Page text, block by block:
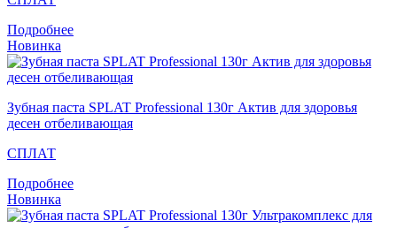
Подробнее
Новинка
Зубная паста SPLAT Professional 130г Актив для здоровья
десен отбеливающая
СПЛАТ
Подробнее
Новинка